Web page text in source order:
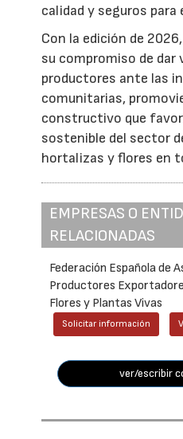
calidad y seguros
Con la edición de
su compromiso de dar
productores ante las
comunitarias,
constructivo que
sostenible del sector
hortalizas y flores en
EMPRESAS O
RELACIONADAS
Federación Española de
Productores
Flores y Plantas Vivas
Solicitar información
ver/escribir